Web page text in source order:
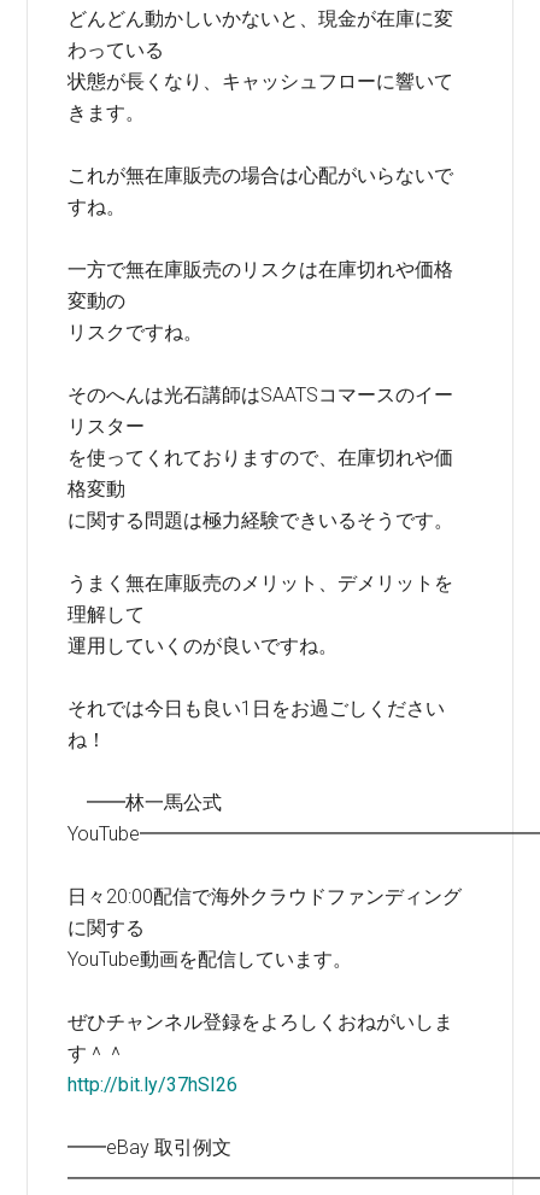
どんどん動かしいかないと、現金が在庫に変
わっている
状態が長くなり、キャッシュフローに響いて
きます。
これが無在庫販売の場合は心配がいらないで
すね。
一方で無在庫販売のリスクは在庫切れや価格
変動の
リスクですね。
そのへんは光石講師はSAATSコマースのイー
リスター
を使ってくれておりますので、在庫切れや価
格変動
に関する問題は極力経験できいるそうです。
うまく無在庫販売のメリット、デメリットを
理解して
運用していくのが良いですね。
それでは今日も良い1日をお過ごしください
ね！
━━林一馬公式
日々20:00配信で海外クラウドファンディング
に関する
YouTube動画を配信しています。
ぜひチャンネル登録をよろしくおねがいしま
す＾＾
http://bit.ly/37hSI26
━━eBay 取引例文